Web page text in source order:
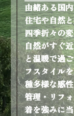
由緒ある国
住宅や自然
四季折々の
自然がすぐ
と温暖で過
フスタイル
種多様な感
管理・リフ
着を強みに